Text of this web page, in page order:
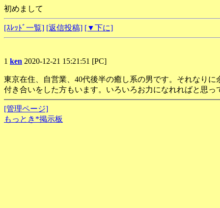
初めまして
[ｽﾚｯﾄﾞ一覧] [返信投稿] [▼下に]
1 ken 2020-12-21 15:21:51 [PC]
東京在住、自営業、40代後半の癒し系の男です。それなり
付き合いをした方もいます。いろいろお力になれればと思っ
[管理ページ]
もっとき*掲示板